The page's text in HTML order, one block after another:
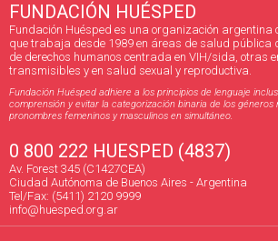
FUNDACIÓN HUÉSPED
Fundación Huésped es una organización argentina
que trabaja desde 1989 en áreas de salud pública
de derechos humanos centrada en VIH/sida, otras
transmisibles y en salud sexual y reproductiva.
Fundación Huésped adhiere a los principios de lenguaje
comprensión y evitar la categorización binaria de los géneros
pronombres femeninos y masculinos en simultáneo.
0 800 222 HUESPED (4837)
Av. Forest 345 (C1427CEA)
Ciudad Autónoma de Buenos Aires - Argentina
Tel/Fax: (5411) 2120 9999
info@huesped.org.ar